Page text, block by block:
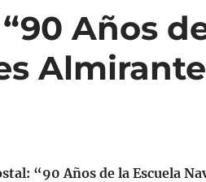
Años
“90 Años de la Escuela